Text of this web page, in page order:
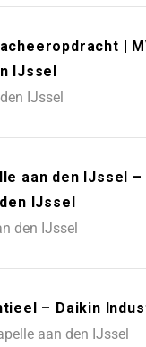
|
IJssel
IJssel
aan den IJssel
IJssel
den IJssel
– Daikin
aan den IJssel